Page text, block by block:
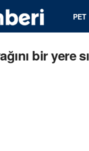
PET
bir yere